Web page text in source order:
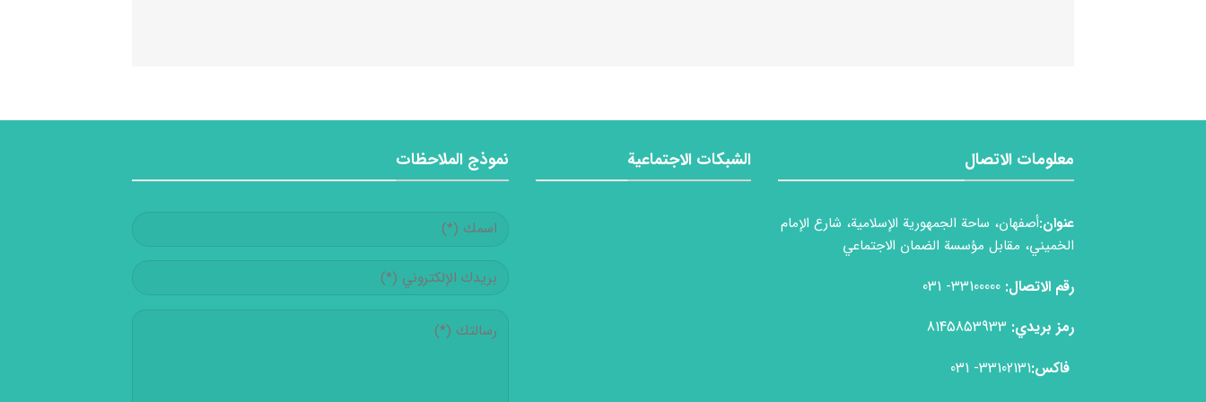
معلومات الاتصال
عنوان:أصفهان، ساحة الجمهورية الإسلامية، شارع الإمام
الخميني، مقابل مؤسسة الضمان الاجتماعي
رقم الاتصال: 33100000- 031
رمز بريدي:
فاكس:33102131- 031
الشبكات الاجتماعية نموذج الملاحظات